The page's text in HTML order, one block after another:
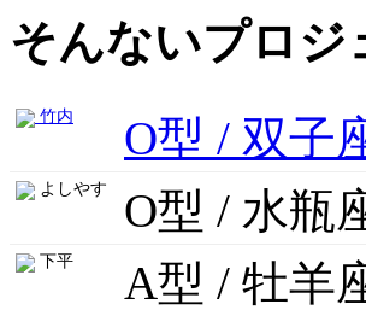
そんないプロジ
竹内 O型 / 双子
よしやす O型 / 水瓶
下平 A型 / 牡羊